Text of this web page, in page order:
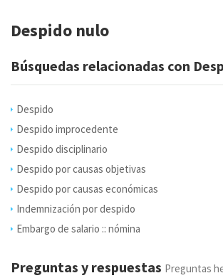
Despido nulo
Búsquedas relacionadas con
Despido
Despido improcedente
Despido disciplinario
Despido por causas objetivas
Despido por causas económicas
Indemnización por despido
Embargo de salario :: nómina
Preguntas y respuestas Preguntas